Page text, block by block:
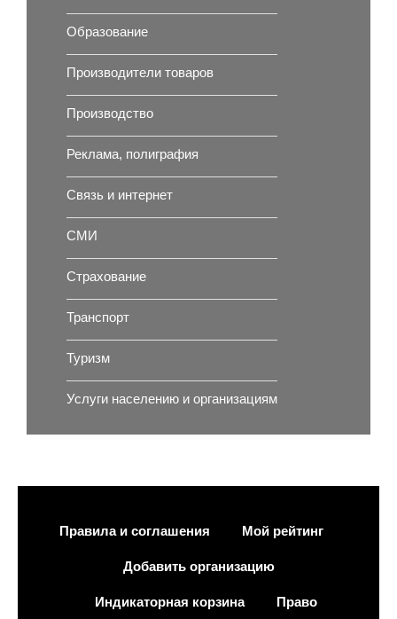
Образование
Производители товаров
Производство
Реклама, полиграфия
Связь и интернет
СМИ
Страхование
Транспорт
Туризм
Услуги населению и организациям
Правила и соглашения Мой рейтинг
Добавить организацию
Индикаторная корзина Право